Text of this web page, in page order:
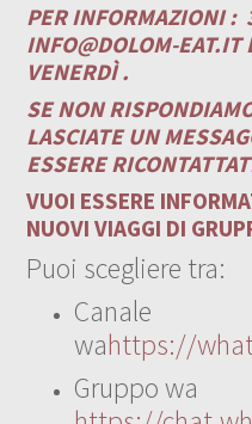
PER INFORMAZIONI :
INFO@DOLOM-EAT.IT
VENERDÌ .
SE NON
LASCIATE UN
ESSERE
VUOI ESSERE
NUOVI VIAGGI DI
Puoi scegliere tra:
Canale
wahttps://
Gruppo wa